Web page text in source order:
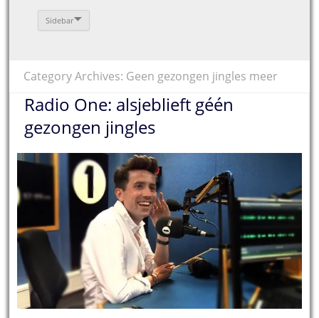
Sidebar
Category Archives: Geen gezongen jingles meer
Radio One: alsjeblieft géén
gezongen jingles